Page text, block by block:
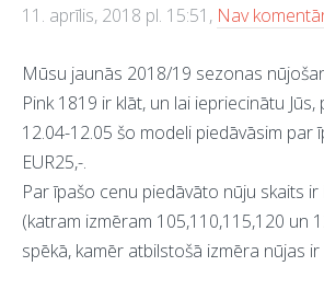
11. aprīlis, 2018 pl. 15:51, Nav
Mūsu jaunās 2018/19 sezonas
Pink 1819 ir klāt, un lai iepriecinātu
12.04-12.05 šo modeli piedāvāsim par
EUR25,-.
Par īpašo cenu piedāvāto nūju skaits ir
(katram izmēram 105,110,115,120 un
spēkā, kamēr atbilstošā izmēra nūjas ir